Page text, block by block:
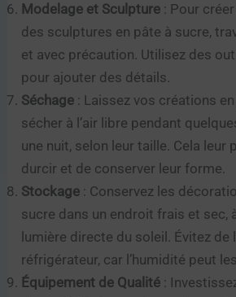
Modelage et Sculpture : Pour
des sculptures en pâte à sucre,
et avec précaution. Utilisez des
pour ajouter des détails.
Séchage : Laissez vos créations
sécher à l’air libre pendant
une nuit, selon leur taille. Cela leur
durcir et de conserver leur forme.
Stockage : Conservez les
sucre dans un endroit frais et sec,
lumière directe du soleil. Évitez de
réfrigérateur, car l’humidité peut
Équipement de Qualité :